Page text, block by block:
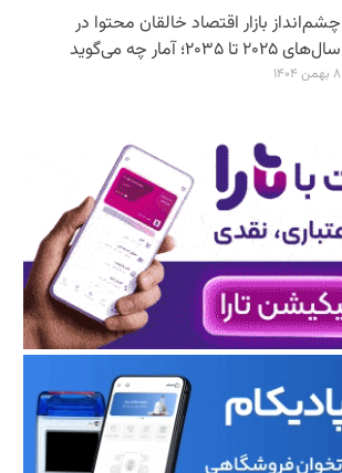
چشم‌انداز بازار اقتصاد خالقان محتوا در
سال‌های ۲۰۲۵ تا ۲۰۳۵؛ آمار چه می‌گوید
۸ بهمن ۱۴۰۴